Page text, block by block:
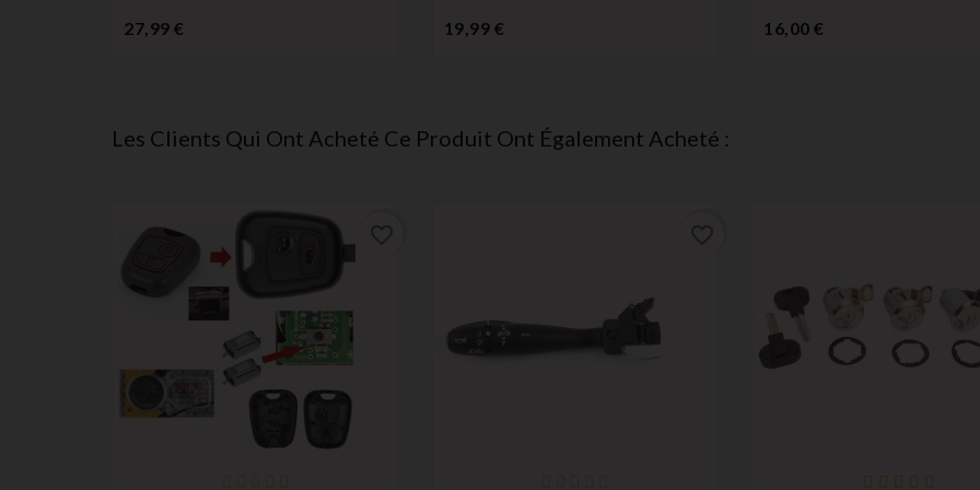
27,99 € 19,99 € 16,00 €
Les Clients Qui Ont Acheté Ce Produit Ont Également Acheté :